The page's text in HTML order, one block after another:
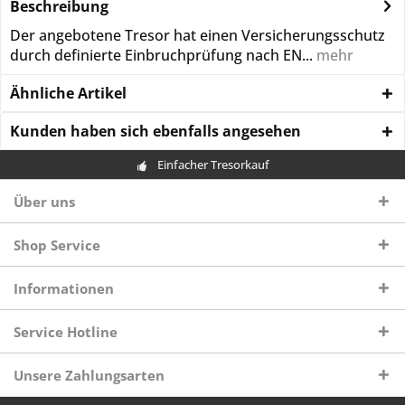
Beschreibung
Der angebotene Tresor hat einen Versicherungsschutz
durch definierte Einbruchprüfung nach EN... mehr
Ähnliche Artikel
Kunden haben sich ebenfalls angesehen
Einfacher Tresorkauf
Über uns
Shop Service
Informationen
Service Hotline
Unsere Zahlungsarten